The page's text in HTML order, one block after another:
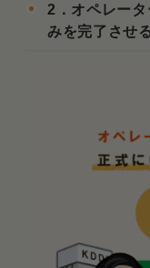
2．オペレー
みを完了させ